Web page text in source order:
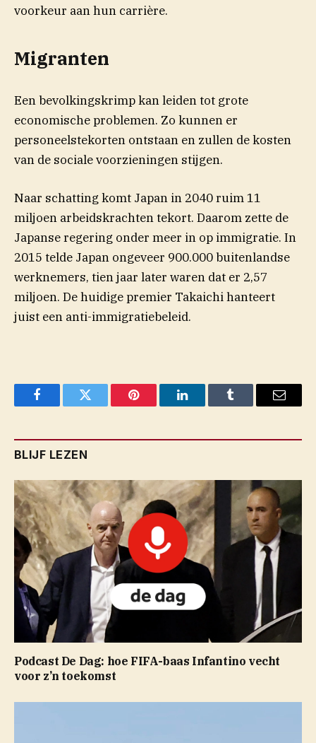
voorkeur aan hun carrière.
Migranten
Een bevolkingskrimp kan leiden tot grote
economische problemen. Zo kunnen er
personeelstekorten ontstaan en zullen de kosten
van de sociale voorzieningen stijgen.
Naar schatting komt Japan in 2040 ruim 11
miljoen arbeidskrachten tekort. Daarom zette de
Japanse regering onder meer in op immigratie. In
2015 telde Japan ongeveer 900.000 buitenlandse
werknemers, tien jaar later waren dat er 2,57
miljoen. De huidige premier Takaichi hanteert
juist een anti-immigratiebeleid.
FacebookTwitter Pinterest LinkedInTumblr Email
BLIJF LEZEN
Podcast De Dag: hoe FIFA-baas Infantino vecht
voor z’n toekomst